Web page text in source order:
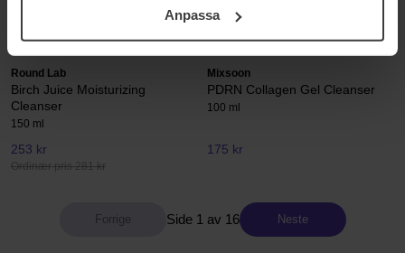
samt vår Integritetspolicy.Anpassa
Ordinær pris 681 kr
383 kr
Round Lab
Birch Juice Moisturizing
Cleanser
150 ml
253 kr
Ordinær pris 281 kr
Mixsoon
PDRN Collagen Gel Cleanser
100 ml
175 kr
Side 1 av 16 Neste